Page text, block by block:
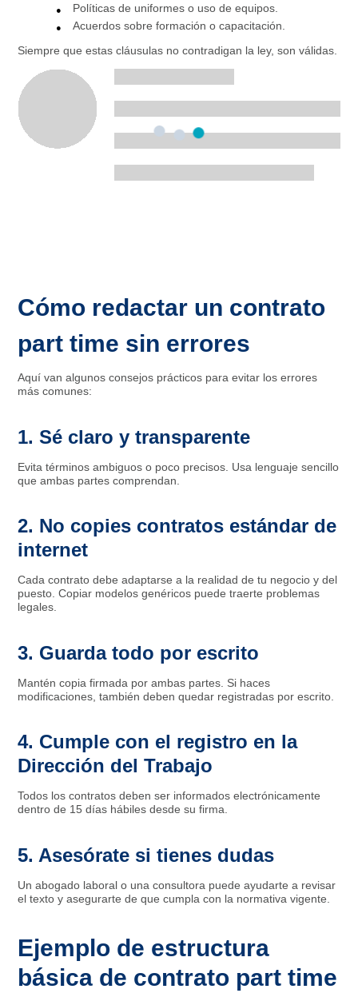
Políticas de uniformes o uso de equipos.
Acuerdos sobre formación o capacitación.
Siempre que estas cláusulas no contradigan la ley, son válidas.
Cómo redactar un contrato
part time sin errores
Aquí van algunos consejos prácticos para evitar los errores
más comunes:
1. Sé claro y transparente
Evita términos ambiguos o poco precisos. Usa lenguaje sencillo
que ambas partes comprendan.
2. No copies contratos estándar de
internet
Cada contrato debe adaptarse a la realidad de tu negocio y del
puesto. Copiar modelos genéricos puede traerte problemas
legales.
3. Guarda todo por escrito
Mantén copia firmada por ambas partes. Si haces
modificaciones, también deben quedar registradas por escrito.
4. Cumple con el registro en la
Dirección del Trabajo
Todos los contratos deben ser informados electrónicamente
dentro de 15 días hábiles desde su firma.
5. Asesórate si tienes dudas
Un abogado laboral o una consultora puede ayudarte a revisar
el texto y asegurarte de que cumpla con la normativa vigente.
Ejemplo de estructura
básica de contrato part time